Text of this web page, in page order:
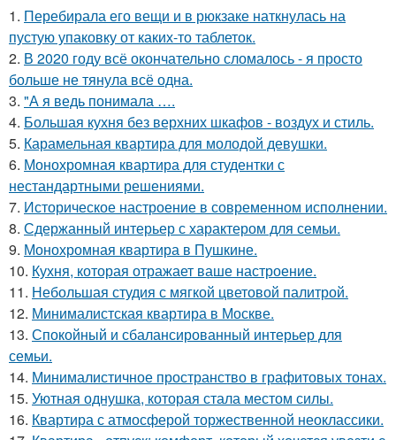
1. Перебирала его вещи и в рюкзаке наткнулась на
пустую упаковку от каких-то таблеток.
2. В 2020 году всё окончательно сломалось - я просто
больше не тянула всё одна.
3. "А я ведь понимала ….
4. Большая кухня без верхних шкафов - воздух и стиль.
5. Карамельная квартира для молодой девушки.
6. Монохромная квартира для студентки с
нестандартными решениями.
7. Историческое настроение в современном исполнении.
8. Сдержанный интерьер с характером для семьи.
9. Монохромная квартира в Пушкине.
10. Кухня, которая отражает ваше настроение.
11. Небольшая студия с мягкой цветовой палитрой.
12. Минималистская квартира в Москве.
13. Спокойный и сбалансированный интерьер для
семьи.
14. Минималистичное пространство в графитовых тонах.
15. Уютная однушка, которая стала местом силы.
16. Квартира с атмосферой торжественной неоклассики.